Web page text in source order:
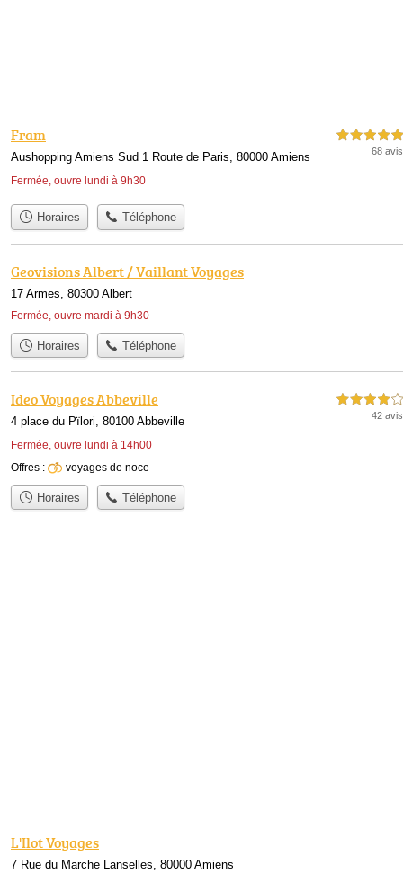
Fram
Aushopping Amiens Sud 1 Route de Paris, 80000 Amiens
Fermée, ouvre lundi à 9h30
5,0 étoiles sur 5
68 avis
Horaires Téléphone
Geovisions Albert / Vaillant Voyages
17 Armes, 80300 Albert
Fermée, ouvre mardi à 9h30
Horaires Téléphone
Ideo Voyages Abbeville
4 place du Pïlori, 80100 Abbeville
Fermée, ouvre lundi à 14h00
4,0 étoiles sur 5
42 avis
Offres : voyages de noce
Horaires Téléphone
L'Ilot Voyages
7 Rue du Marche Lanselles, 80000 Amiens